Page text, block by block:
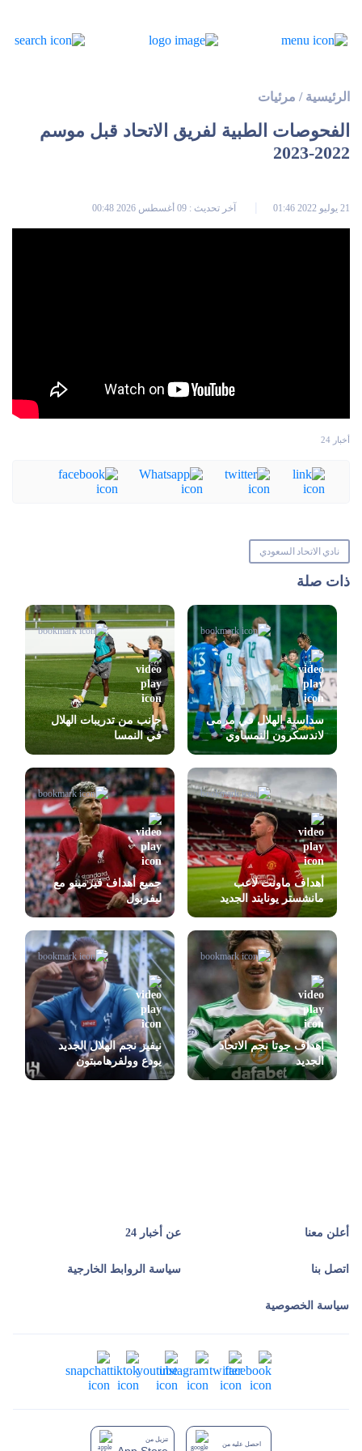
الرئيسية / مرئيات
الفحوصات الطبية لفريق الاتحاد قبل موسم
2022-2023
21 يوليو 2022 01:46 آخر تحديث : 09 أغسطس 2026 00:48
أخبار 24
نادي الاتحاد السعودي
ذات صلة
سداسية الهلال في مرمى
لاندسكرون النمساوي
جانب من تدريبات الهلال
في النمسا
أهداف ماونت لاعب
مانشستر يونايتد الجديد
جميع أهداف فيرمينو مع
ليفربول
أهداف جوتا نجم الاتحاد
الجديد
نيفيز نجم الهلال الجديد
يودع وولفرهامبتون
أعلن معنا عن أخبار 24
اتصل بنا سياسة الروابط الخارجية
سياسة الخصوصية
تنزيل من
احصل عليه من